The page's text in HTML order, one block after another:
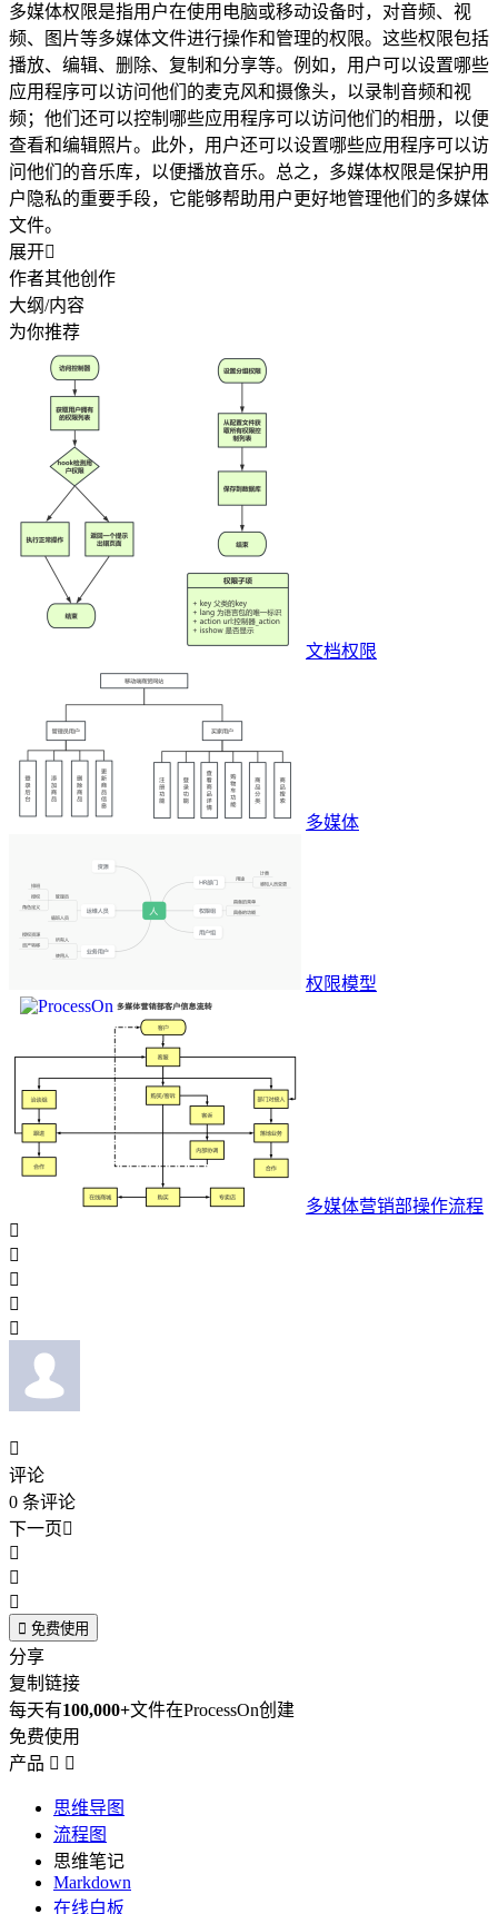
多媒体权限是指用户在使用电脑或移动设备时，对音频、视
频、图片等多媒体文件进行操作和管理的权限。这些权限包括
播放、编辑、删除、复制和分享等。例如，用户可以设置哪些
应用程序可以访问他们的麦克风和摄像头，以录制音频和视
频；他们还可以控制哪些应用程序可以访问他们的相册，以便
查看和编辑照片。此外，用户还可以设置哪些应用程序可以访
问他们的音乐库，以便播放音乐。总之，多媒体权限是保护用
户隐私的重要手段，它能够帮助用户更好地管理他们的多媒体
文件。
展开
作者其他创作
大纲/内容
为你推荐
文档权限
多媒体
权限模型
多媒体营销部操作流程






评论
0 条评论
下一页



 免费使用
分享
复制链接
每天有100,000+文件在ProcessOn创建
免费使用
产品  
思维导图
流程图
思维笔记
Markdown
在线白板